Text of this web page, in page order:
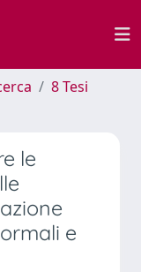
8 Tesi
le
e